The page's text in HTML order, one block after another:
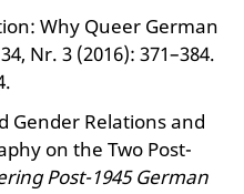
Why Queer German
Nr. 3 (2016): 371–384.
Gender Relations and
on the Two Post-
Post-1945 German